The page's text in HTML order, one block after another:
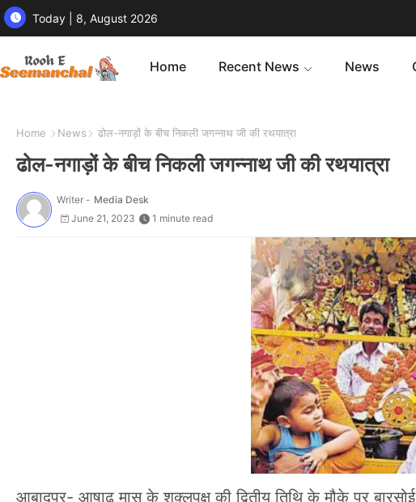
Today | 8, August 2026
Home Recent News News
Home News ढोल-नगाड़ों के बीच निकली जगन्नाथ जी की रथयात्रा
ढोल-नगाड़ों के बीच निकली जगन्नाथ जी की रथयात्रा
Writer - Media Desk
June 21, 2023
1 minute read
आबादपुर- आषाढ़ मास के शुक्लपक्ष की द्वितीय तिथि के मौके पर